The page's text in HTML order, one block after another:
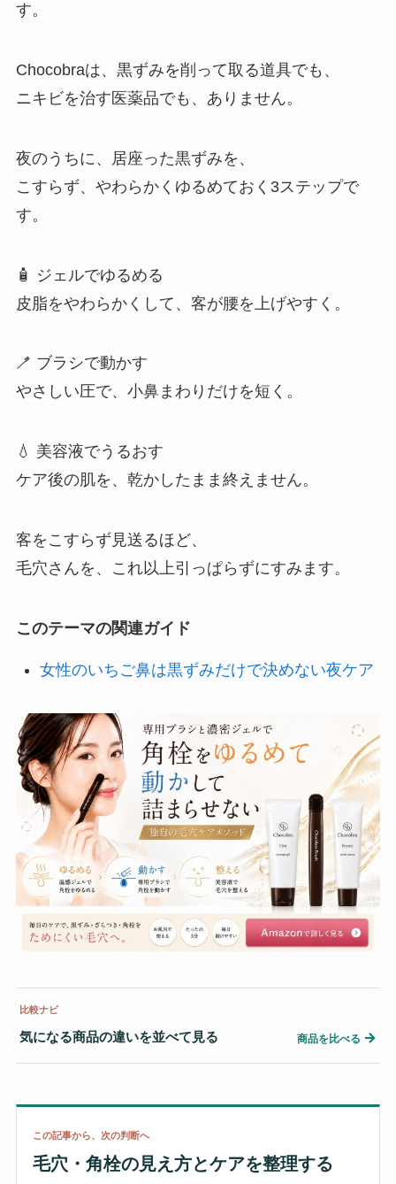
す。
Chocobraは、黒ずみを削って取る道具でも、
ニキビを治す医薬品でも、ありません。
夜のうちに、居座った黒ずみを、
こすらず、やわらかくゆるめておく3ステップで
す。
🧴 ジェルでゆるめる
皮脂をやわらかくして、客が腰を上げやすく。
🪥 ブラシで動かす
やさしい圧で、小鼻まわりだけを短く。
💧 美容液でうるおす
ケア後の肌を、乾かしたまま終えません。
客をこすらず見送るほど、
毛穴さんを、これ以上引っぱらずにすみます。
このテーマの関連ガイド
女性のいちご鼻は黒ずみだけで決めない夜ケア
比較ナビ
気になる商品の違いを並べて見る 商品を比べる →
この記事から、次の判断へ
毛穴・角栓の見え方とケアを整理する